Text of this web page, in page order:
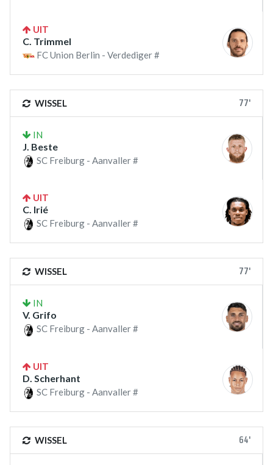
UIT
C. Trimmel
FC Union Berlin - Verdediger #
WISSEL 77'
IN
J. Beste
SC Freiburg - Aanvaller #
UIT
C. Irié
SC Freiburg - Aanvaller #
WISSEL 77'
IN
V. Grifo
SC Freiburg - Aanvaller #
UIT
D. Scherhant
SC Freiburg - Aanvaller #
WISSEL 64'